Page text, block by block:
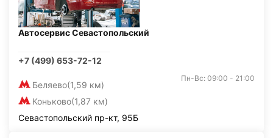
Автосервис Севастопольский
+7 (499) 653-72-12
Беляево(1,59 км)
Коньково(1,87 км)
Пн-Вс: 09:00 - 21:00
Севастопольский пр-кт, 95Б